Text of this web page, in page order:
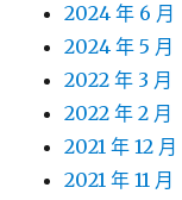
2024 年 6 月
2024 年 5 月
2022 年 3 月
2022 年 2 月
2021 年 12 月
2021 年 11 月